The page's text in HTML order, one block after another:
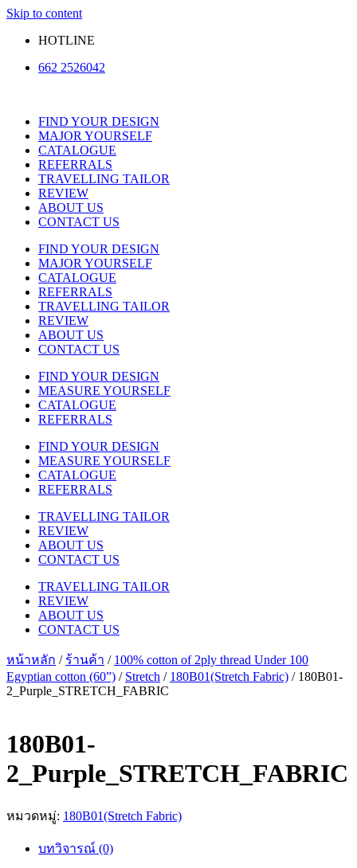
Skip to content
HOTLINE
662 2526042
FIND YOUR DESIGN
MAJOR YOURSELF
CATALOGUE
REFERRALS
TRAVELLING TAILOR
REVIEW
ABOUT US
CONTACT US
FIND YOUR DESIGN
MAJOR YOURSELF
CATALOGUE
REFERRALS
TRAVELLING TAILOR
REVIEW
ABOUT US
CONTACT US
FIND YOUR DESIGN
MEASURE YOURSELF
CATALOGUE
REFERRALS
FIND YOUR DESIGN
MEASURE YOURSELF
CATALOGUE
REFERRALS
TRAVELLING TAILOR
REVIEW
ABOUT US
CONTACT US
TRAVELLING TAILOR
REVIEW
ABOUT US
CONTACT US
หน้าหลัก / ร้านค้า / 100% cotton of 2ply thread Under 100
Egyptian cotton (60”) / Stretch / 180B01(Stretch Fabric) / 180B01-
2_Purple_STRETCH_FABRIC
180B01-
2_Purple_STRETCH_FABRIC
หมวดหมู่: 180B01(Stretch Fabric)
บทวิจารณ์ (0)